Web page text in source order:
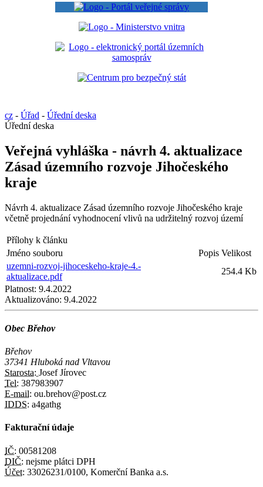
cz - Úřad - Úřední deska
Úřední deska
Veřejná vyhláška - návrh 4. aktualizace
Zásad územního rozvoje Jihočeského
kraje
Návrh 4. aktualizace Zásad územního rozvoje Jihočeského kraje
včetně projednání vyhodnocení vlivů na udržitelný rozvoj území
Přílohy k článku
Jméno souboru
Popis Velikost
uzemni-rozvoj-jihoceskeho-kraje-4.-
aktualizace.pdf
254.4 Kb
Platnost: 9.4.2022
Aktualizováno: 9.4.2022
Obec Břehov
Břehov
37341 Hluboká nad Vltavou
Starosta: Josef Jírovec
Tel: 387983907
E-mail: ou.brehov@post.cz
IDDS: a4gathg
Fakturační údaje
IČ: 00581208
DIČ: nejsme plátci DPH
Účet: 33026231/0100, Komerční Banka a.s.